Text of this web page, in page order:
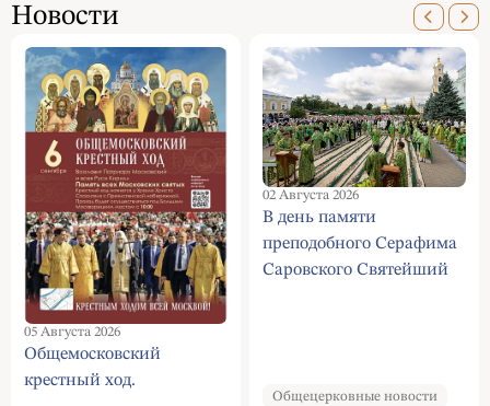
Новости
05 Августа 2026
Общемосковский
крестный ход.
02 Августа 2026
В день памяти
преподобного Серафима
Саровского Святейший
Общецерковные новости